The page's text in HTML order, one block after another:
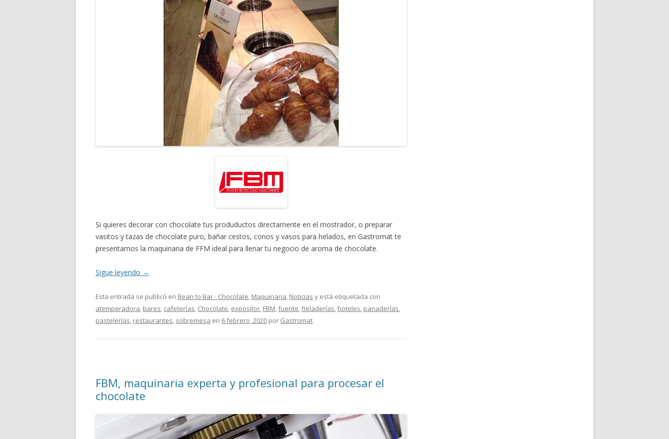
Si quieres decorar con chocolate tus produductos directamente en el mostrador, o preparar
vasitos y tazas de chocolate puro, bañar cestos, conos y vasos para helados, en Gastromat te
presentamos la maquinaria de FFM ideal para llenar tu negocio de aroma de chocolate.
Sigue leyendo →
Esta entrada se publicó en Bean to Bar - Chocolate Maquinaria Noticias y está etiquetada con
atemperadora bares cafeterías Chocolate expositor FBM fuente heladerías hoteles panaderías
pastelerías restaurantes sobremesa en 6 febrero, 2020 por Gastromat.
FBM, maquinaria experta y profesional para procesar el
chocolate